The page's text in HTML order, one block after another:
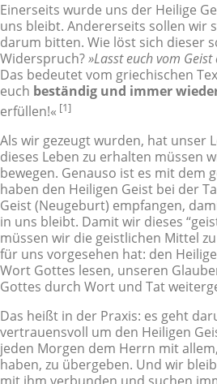
Einerseits wurde uns der Heilige
uns bleibt. Andererseits sollen wir
darum bitten. Wie löst sich dieser
Widerspruch?»Lasst euch vom
Das bedeutet vom griechischen
euch beständig und immer
erfüllen!« [1]
Als wir gezeugt wurden, hat unser
dieses Leben zu erhalten müssen
bewegen. Genauso ist es mit dem
haben den Heiligen Geist bei der
Geist (Neugeburt) empfangen,
in uns bleibt. Damit wir dieses
müssen wir die geistlichen Mittel
für uns vorgesehen hat: den
Wort Gottes lesen, unseren
Gottes durch Wort und Tat
Das heißt in der Praxis: es geht
vertrauensvoll um den Heiligen
jeden Morgen dem Herrn mit
haben, zu übergeben. Und wir